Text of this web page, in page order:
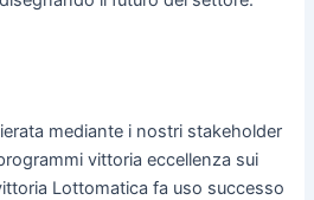
mediante i nostri stakeholder
vittoria eccellenza sui
Lottomatica fa uso successo